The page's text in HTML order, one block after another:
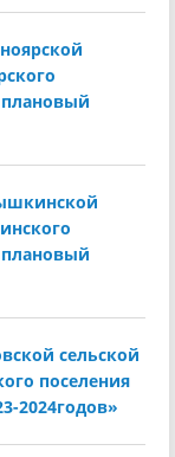
плановый
плановый
сельской
поселения
2024годов»